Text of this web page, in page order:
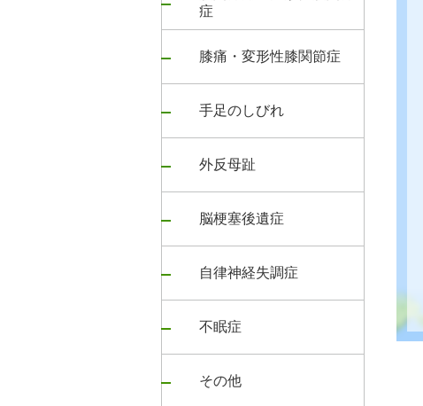
症
膝痛・変形性膝関節症
手足のしびれ
外反母趾
脳梗塞後遺症
自律神経失調症
不眠症
その他